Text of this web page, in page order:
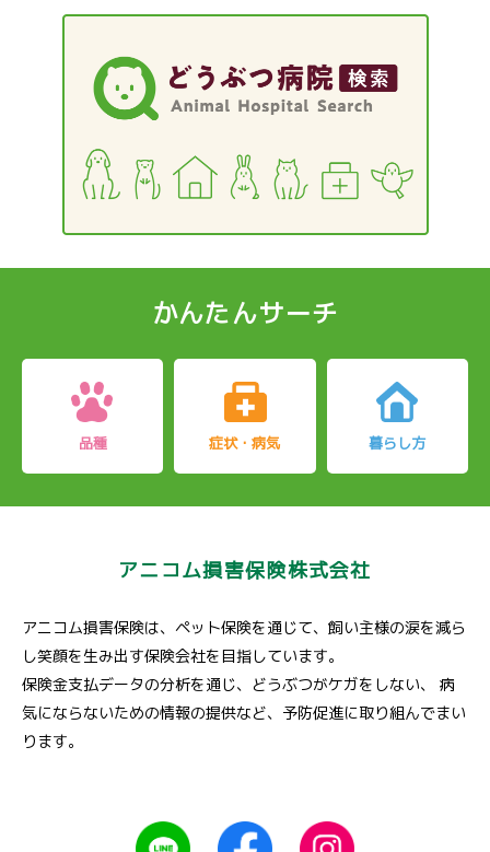
ト
ー
かんたんサーチ
品種 症状・病気 暮らし方
アニコム損害保険株式会社
アニコム損害保険は、ペット保険を通じて、飼い主様の涙を減ら
し笑顔を生み出す保険会社を目指しています。
保険金支払データの分析を通じ、どうぶつがケガをしない、 病
気にならないための情報の提供など、予防促進に取り組んでまい
ります。